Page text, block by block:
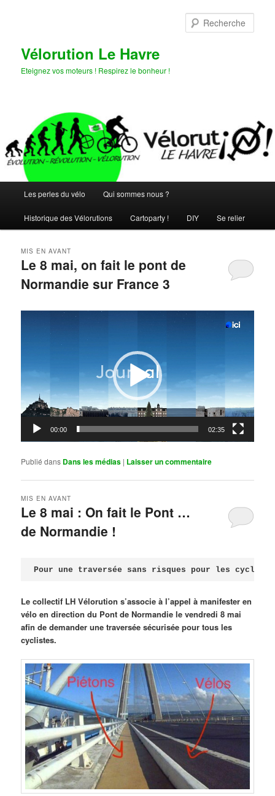
Vélorution Le Havre
Eteignez vos moteurs ! Respirez le bonheur !
principal
Les perles du vélo Qui sommes nous ?
Historique des Vélorutions Cartoparty ! DIY Se relier
Le 8 mai, on fait le pont de
Normandie sur France 3
MIS EN AVANT
00:00 02:35
Publié dans Dans les médias | Laisser un commentaire
Le 8 mai : On fait le Pont …
de Normandie !
MIS EN AVANT
Pour une traversée sans risques pour les
Le collectif LH Vélorution s’associe à l’appel à manifester en
vélo en direction du Pont de Normandie le vendredi 8 mai
afin de demander une traversée sécurisée pour tous les
cyclistes.